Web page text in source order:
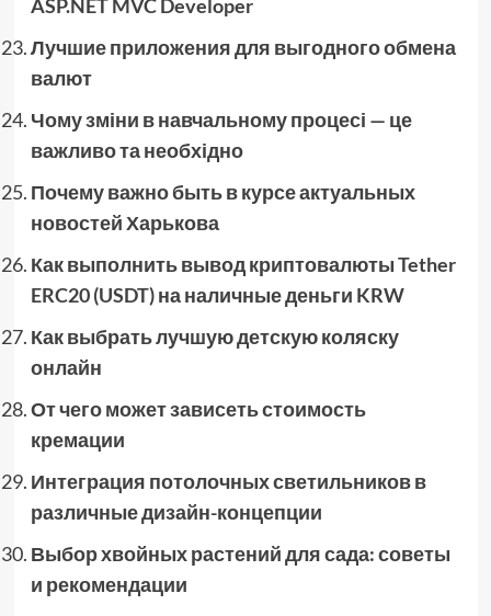
ASP.NET MVC Developer
Лучшие приложения для выгодного обмена
валют
Чому зміни в навчальному процесі — це
важливо та необхідно
Почему важно быть в курсе актуальных
новостей Харькова
Как выполнить вывод криптовалюты Tether
ERC20 (USDT) на наличные деньги KRW
Как выбрать лучшую детскую коляску
онлайн
От чего может зависеть стоимость
кремации
Интеграция потолочных светильников в
различные дизайн-концепции
Выбор хвойных растений для сада: советы
и рекомендации